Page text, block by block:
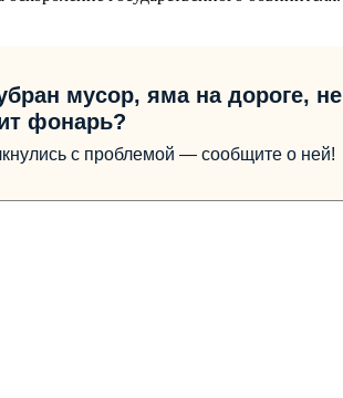
мусор, яма на дороге, не
фонарь?
с проблемой — сообщите о ней!